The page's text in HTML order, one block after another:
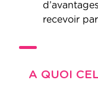
recevoir
A QUOI